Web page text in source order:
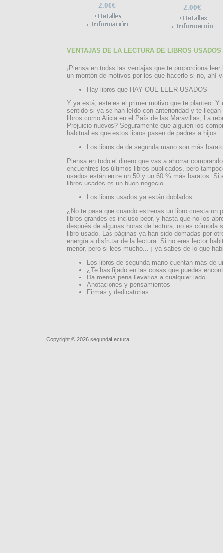
2.00€ 2.00€
VENTAJAS DE LA LECTURA DE LIBROS USADOS
¡Piensa en todas las ventajas que te proporciona
un montón de motivos por los que hacerlo si no, ahí
Hay libros que HAY QUE LEER USADOS
Y ya está, este es el primer motivo que te planteo. Y
sentido si ya se han leído con anterioridad y te
libros como Alicia en el País de las Maravillas, La
Prejuicio nuevos? Seguramente que alguien los
habitual es que estos libros pasen de padres a hijos.
Los libros de de segunda mano son más
Piensa en todo el dinero que vas a ahorrar
encuentres los últimos libros publicados, pero
usados están entre un 50 y un 60 % más baratos. Si
libros usados es un buen negocio.
Los libros usados ya están doblados
¿No te pasa que cuando estrenas un libro cuesta un
libros grandes es incluso peor, y hasta que no los
después de algunas horas de lectura, no es cómoda
libro usado. Las páginas ya han sido domadas por
energía a disfrutar de la lectura. Si no eres lector
menor, pero si lees mucho... ¡ ya sabes de lo que
Los libros de segunda mano cuentan más de
¿Te has fijado en las cosas que puedes
Da menos pena llevarlos a cualquier lado
Anotaciones y pensamientos
Firmas y dedicatorias
Copyright © 2026 segundaLectura